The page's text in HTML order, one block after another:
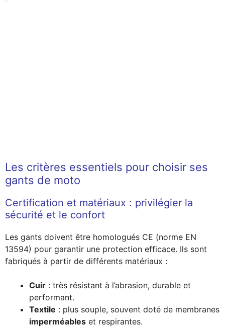
Les critères essentiels pour choisir ses
gants de moto
Certification et matériaux : privilégier la
sécurité et le confort
Les gants doivent être homologués CE (norme EN
13594) pour garantir une protection efficace. Ils sont
fabriqués à partir de différents matériaux :
Cuir : très résistant à l’abrasion, durable et
performant.
Textile : plus souple, souvent doté de membranes
imperméables et respirantes.